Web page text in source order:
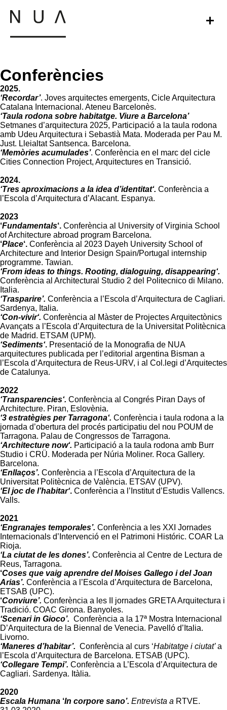
rehabilitació
d.
disseny
efímer
nosaltres
Conferències
2025.
‘Recordar’. Joves arquitectes emergents, Cicle Arquitectura
Catalana Internacional. Ateneu Barcelonès.
‘Taula rodona sobre habitatge. Viure a Barcelona’
Setmanes d’arquitectura 2025, Participació a la taula rodona
amb Udeu Arquitectura i Sebastià Mata. Moderada per Pau M.
Just. Lleialtat Santsenca. Barcelona.
‘Memòries acumulades’. Conferència en el marc del cicle
Cities Connection Project, Arquitectures en Transició.
2024.
‘Tres aproximacions a la idea d’identitat‘. Conferència a
l’Escola d’Arquitectura d’Alacant. Espanya.
2023
‘Fundamentals‘. Conferència al University of Virginia School
of Architecture abroad program Barcelona.
‘Place‘. Conferència al 2023 Dayeh University School of
Architecture and Interior Design Spain/Portugal internship
programme. Tawian.
‘From ideas to things. Rooting, dialoguing, disappearing‘.
Conferència al Architectural Studio 2 del Politecnico di Milano.
Italia.
‘Trasparire’. Conferència a l’Escola d’Arquitectura de Cagliari.
Sardenya, Italia.
‘Con-vivir‘. Conferència al Màster de Projectes Arquitectònics
Avançats a l’Escola d’Arquitectura de la Universitat Politècnica
de Madrid. ETSAM (UPM).
‘Sediments‘. Presentació de la Monografia de NUA
arquitectures publicada per l’editorial argentina Bisman a
l’Escola d’Arquitectura de Reus-URV, i al Col.legi d’Arquitectes
de Catalunya.
2022
‘Transparencies‘. Conferència al Congrés Piran Days of
Architecture. Piran, Eslovènia.
‘3 estratègies per Tarragona‘. Conferència i taula rodona a la
jornada d’obertura del procés participatiu del nou POUM de
Tarragona. Palau de Congressos de Tarragona.
‘Architecture now‘. Participació a la taula rodona amb Burr
Studio i CRÜ. Moderada per Núria Moliner. Roca Gallery.
Barcelona.
‘Enllaços’. Conferència a l’Escola d’Arquitectura de la
Universitat Politècnica de València. ETSAV (UPV).
‘El joc de l’habitar‘. Conferència a l’Institut d’Estudis Vallencs.
Valls.
2021
‘Engranajes temporales’. Conferència a les XXI Jornades
Internacionals d’Intervenció en el Patrimoni Históric. COAR La
Rioja.
‘La ciutat de les dones’. Conferència al Centre de Lectura de
Reus, Tarragona.
‘Coses que vaig aprendre del Moises Gallego i del Joan
Arias’. Conferència a l’Escola d’Arquitectura de Barcelona,
ETSAB (UPC).
‘Conviure’. Conferència a les II jornades GRETA Arquitectura i
Tradició. COAC Girona. Banyoles.
‘Scenari in Gioco’. Conferència a la 17ª Mostra Internacional
D’Arquitectura de la Biennal de Venecia. Pavelló d’Italia.
Livorno.
‘Maneres d’habitar’. Conferència al curs ‘Habitatge i ciutat’a
l’Escola d’Arquitectura de Barcelona. ETSAB (UPC).
‘Collegare Tempi’. Conferència a L’Escola d’Arquitectura de
Cagliari. Sardenya. Itàlia.
2020
Escala Humana ‘In corpore sano’. Entrevista a RTVE.